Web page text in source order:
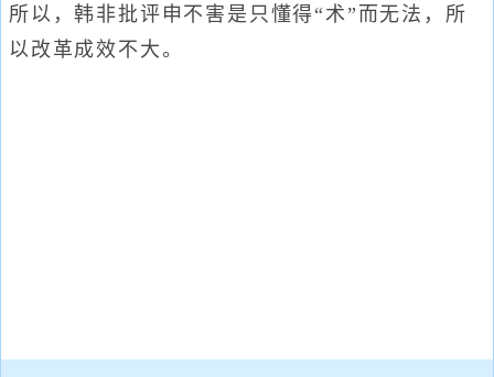
所以，韩非批评申不害是只懂得“术”而无法，所
以改革成效不大。